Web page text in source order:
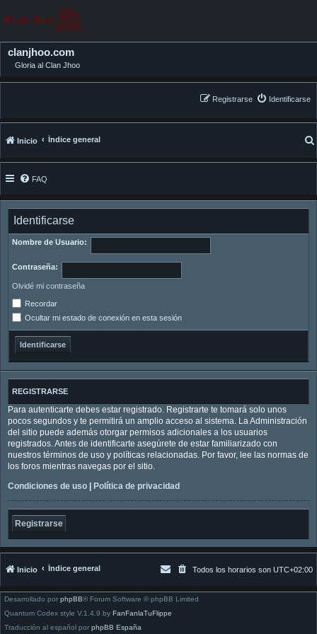
clanjhoo.com
Gloria al Clan Jhoo
Identificarse
Registrarse
Inicio Índice general
FAQ
Identificarse
Nombre de Usuario:
Contraseña:
Olvidé mi contraseña
Recordar
Ocultar mi estado de conexión en esta sesión
REGISTRARSE
Para autenticarte debes estar registrado. Registrarte te tomará solo unos
pocos segundos y te permitirá un amplio acceso al sistema. La Administración
del sitio puede además otorgar permisos adicionales a los usuarios
registrados. Antes de identificarte asegúrete de estar familiarizado con
nuestros términos de uso y políticas relacionadas. Por favor, lee las normas de
los foros mientras navegas por el sitio.
Condiciones de uso
Política de privacidad
Registrarse
Inicio Índice general Todos los horarios son UTC+02:00
Desarrollado por phpBB® Forum Software © phpBB Limited
Quantum Codex style V.1.4.9 by FanFanlaTuFlippe
Traducción al español por phpBB España